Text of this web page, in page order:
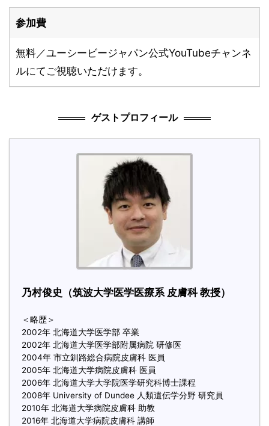
参加費
無料／ユーシービージャパン公式YouTubeチャンネ
ルにてご視聴いただけます。
ゲストプロフィール
乃村俊史（筑波大学医学医療系 皮膚科 教授）
＜略歴＞
2002年 北海道大学医学部 卒業
2002年 北海道大学医学部附属病院 研修医
2004年 市立釧路総合病院皮膚科 医員
2005年 北海道大学病院皮膚科 医員
2006年 北海道大学大学院医学研究科博士課程
2008年 University of Dundee 人類遺伝学分野 研究員
2010年 北海道大学病院皮膚科 助教
2016年 北海道大学病院皮膚科 講師